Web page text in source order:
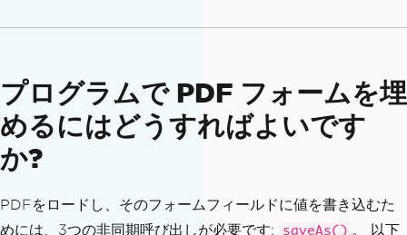
プログラムで PDF フォームを埋
めるにはどうすればよいです
か?
PDFをロードし、そのフォームフィールドに値を書き込むた
めには、3つの非同期呼び出しが必要です:
saveAs() 。 以下